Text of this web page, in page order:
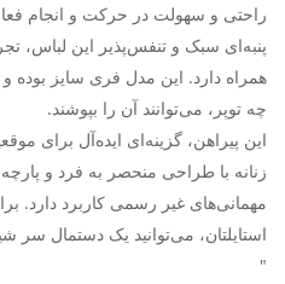
راحتی و سهولت در حرکت و انجام
پنبه‌ای سبک و تنفس‌پذیر این لباس،
همراه دارد. این مدل فری سایز بوده
چه توپر، می‌توانند آن را بپوشند.
این پیراهن، گزینه‌ای ایده‌آل برای
زنانه با طراحی منحصر به فرد و پارچه
مهمانی‌های غیر رسمی کاربرد دارد.
استایلتان، می‌توانید یک دستمال سر
"